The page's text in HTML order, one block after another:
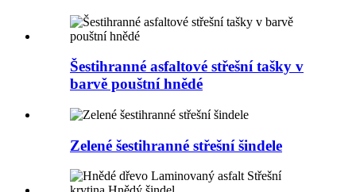
Šestihranné asfaltové střešní tašky v
barvě pouštní hnědé
Zelené šestihranné střešní šindele